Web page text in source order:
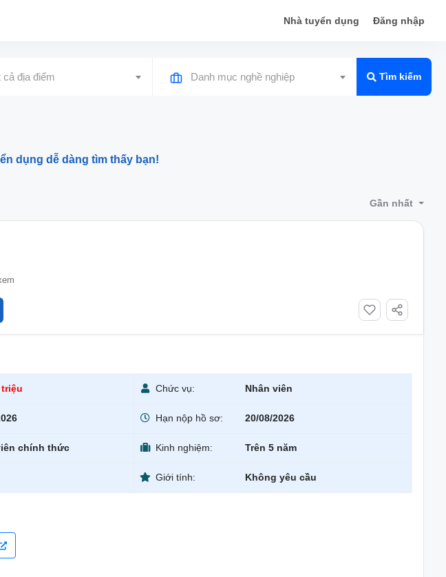
Nhà tuyển dụng Đăng nhập
cả địa điểm Danh mục nghề nghiệp Tìm kiếm
dụng dễ dàng tìm thấy bạn!
Gần nhất
triệu Chức vụ: Nhân viên
Hạn nộp hồ sơ: 20/08/2026
chính thức Kinh nghiệm: Trên 5 năm
Giới tính: Không yêu cầu